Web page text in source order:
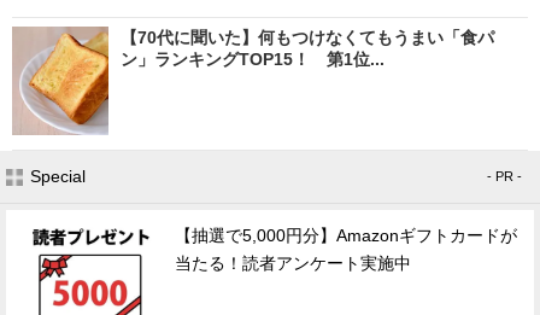
【70代に聞いた】何もつけなくてもうまい「食パ
ン」ランキングTOP15！ 第1位...
Special - PR -
【抽選で5,000円分】Amazonギフトカードが
当たる！読者アンケート実施中